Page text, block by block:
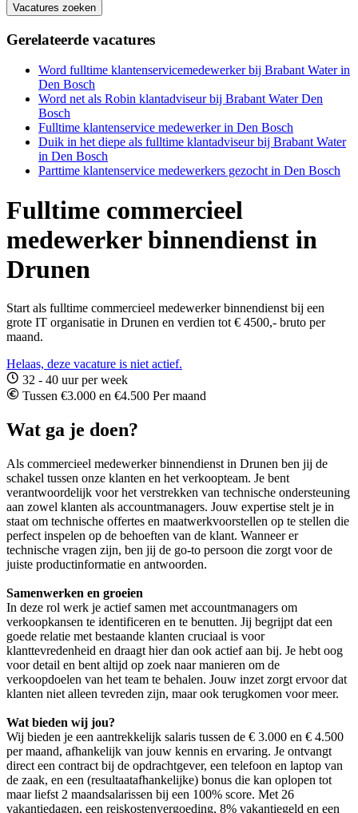
Vacatures zoeken
Gerelateerde vacatures
Word fulltime klantenservicemedewerker bij Brabant Water in
Den Bosch
Word net als Robin klantadviseur bij Brabant Water Den
Bosch
Fulltime klantenservice medewerker in Den Bosch
Duik in het diepe als fulltime klantadviseur bij Brabant Water
in Den Bosch
Parttime klantenservice medewerkers gezocht in Den Bosch
Fulltime commercieel
medewerker binnendienst in
Drunen
Start als fulltime commercieel medewerker binnendienst bij een
grote IT organisatie in Drunen en verdien tot € 4500,- bruto per
maand.
Helaas, deze vacature is niet actief.
32 - 40 uur per week
Tussen €3.000 en €4.500 Per maand
Wat ga je doen?
Als commercieel medewerker binnendienst in Drunen ben jij de
schakel tussen onze klanten en het verkoopteam. Je bent
verantwoordelijk voor het verstrekken van technische ondersteuning
aan zowel klanten als accountmanagers. Jouw expertise stelt je in
staat om technische offertes en maatwerkvoorstellen op te stellen die
perfect inspelen op de behoeften van de klant. Wanneer er
technische vragen zijn, ben jij de go-to persoon die zorgt voor de
juiste productinformatie en antwoorden.
Samenwerken en groeien
In deze rol werk je actief samen met accountmanagers om
verkoopkansen te identificeren en te benutten. Jij begrijpt dat een
goede relatie met bestaande klanten cruciaal is voor
klanttevredenheid en draagt hier dan ook actief aan bij. Je hebt oog
voor detail en bent altijd op zoek naar manieren om de
verkoopdoelen van het team te behalen. Jouw inzet zorgt ervoor dat
klanten niet alleen tevreden zijn, maar ook terugkomen voor meer.
Wat bieden wij jou?
Wij bieden je een aantrekkelijk salaris tussen de € 3.000 en € 4.500
per maand, afhankelijk van jouw kennis en ervaring. Je ontvangt
direct een contract bij de opdrachtgever, een telefoon en laptop van
de zaak, en een (resultaatafhankelijke) bonus die kan oplopen tot
maar liefst 2 maandsalarissen bij een 100% score. Met 26
vakantiedagen, een reiskostenvergoeding, 8% vakantiegeld en een